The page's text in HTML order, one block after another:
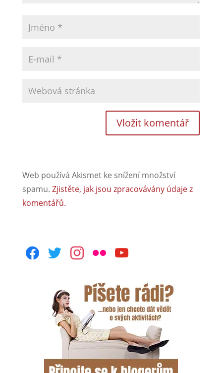
Web používá Akismet ke snížení množství
spamu. Zjistěte, jak jsou zpracovávány údaje z
komentářů.
facebooktwitterinstagram
flickr youtube